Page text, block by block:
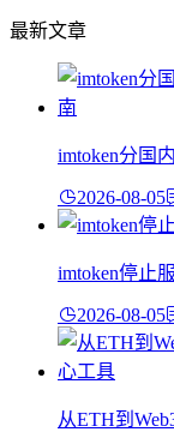
最新文章
imtoken分国
2026-08-05
imtoken停止
2026-08-05
从ETH到